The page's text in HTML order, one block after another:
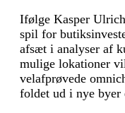
Ifølge Kasper
spil for
afsæt i analyser af
mulige lokationer
velafprøvede
foldet ud i nye byer